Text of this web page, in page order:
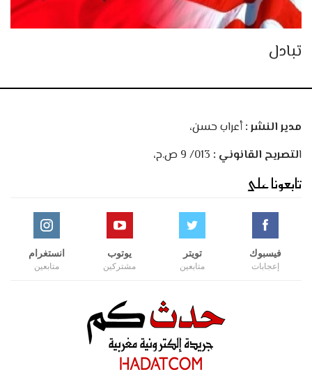
تبادل
مدير النشر :أعراب حسن،
التصريح القانوني :
تابعونا على
فيسبوك
إعجابات
تويتر
متابعين
يوتوب
مشتركين
انستغرام
متابعين